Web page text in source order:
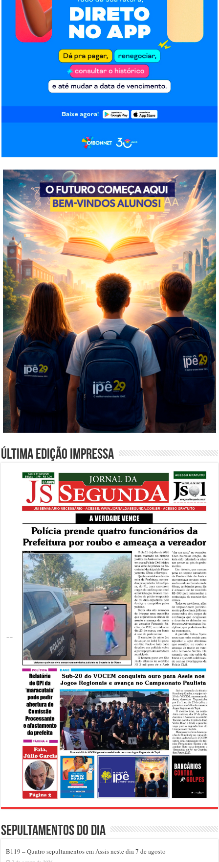
Última edição impressa
Sepultamentos do dia
B119 – Quatro sepultamentos em Assis neste dia 7 de agosto